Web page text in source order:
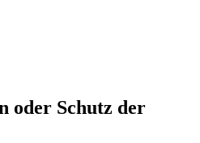
oder Schutz der